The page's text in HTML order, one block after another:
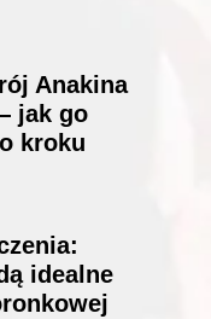
Anakina
jak go
kroku
idealne